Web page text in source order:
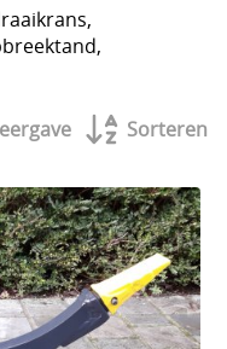
Sorteren